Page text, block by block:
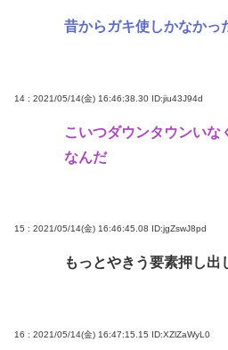
昔からガキ使しかなかっ
14 : 2021/05/14(金) 16:46:38.30 ID:jiu43J94d
こいつダウンタウンいな
なんだ
15 : 2021/05/14(金) 16:46:45.08 ID:jgZswJ8pd
もっとやきう要素押し出
16 : 2021/05/14(金) 16:47:15.15 ID:XZlZaWyL0